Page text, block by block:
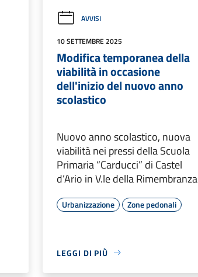
AVVISI
10 SETTEMBRE 2025
Modifica temporanea della
viabilità in occasione
dell'inizio del nuovo anno
scolastico
Nuovo anno scolastico, nuova
viabilità nei pressi della Scuola
Primaria “Carducci” di Castel
d’Ario in V.le della Rimembranza
Urbanizzazione Zone pedonali
LEGGI DI PIÙ